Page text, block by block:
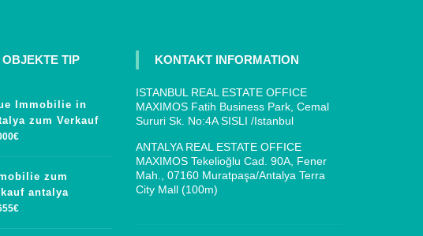
TIP
Immobilie in
zum Verkauf
zum
antalya
KONTAKT INFORMATION
ISTANBUL REAL ESTATE OFFICE
MAXIMOS Fatih Business Park, Cemal
Sururi Sk. No:4A SISLI /Istanbul
ANTALYA REAL ESTATE OFFICE
MAXIMOS Tekelioğlu Cad. 90A, Fener
Mah., 07160 Muratpaşa/Antalya Terra
City Mall (100m)